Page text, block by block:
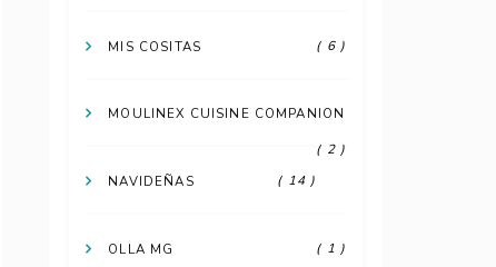
MIS COSITAS ( 6 )
MOULINEX CUISINE COMPANION
( 2 )
NAVIDEÑAS
( 14 )
OLLA MG ( 1 )